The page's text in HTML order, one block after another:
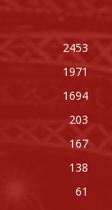
2453
1971
1694
203
167
138
61